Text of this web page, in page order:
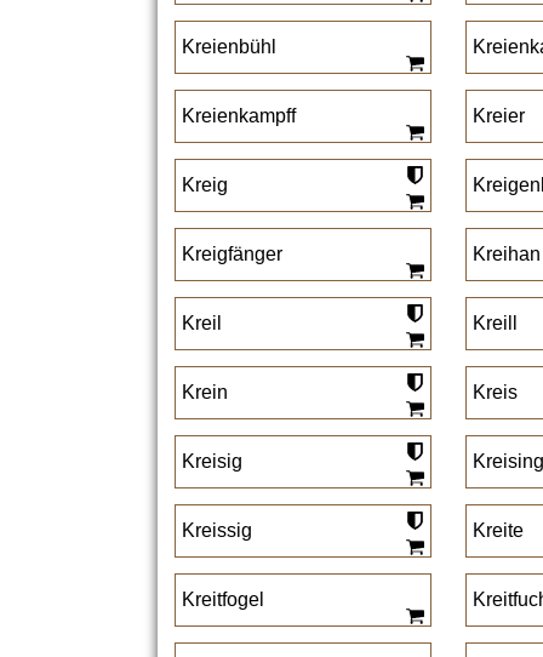
Kreienbühl
Kreienkampff Kreier
Kreig
Kreigfänger Kreihan
Kreil Kreill
Krein Kreis
Kreisig Kreising
Kreissig Kreite
Kreitfogel